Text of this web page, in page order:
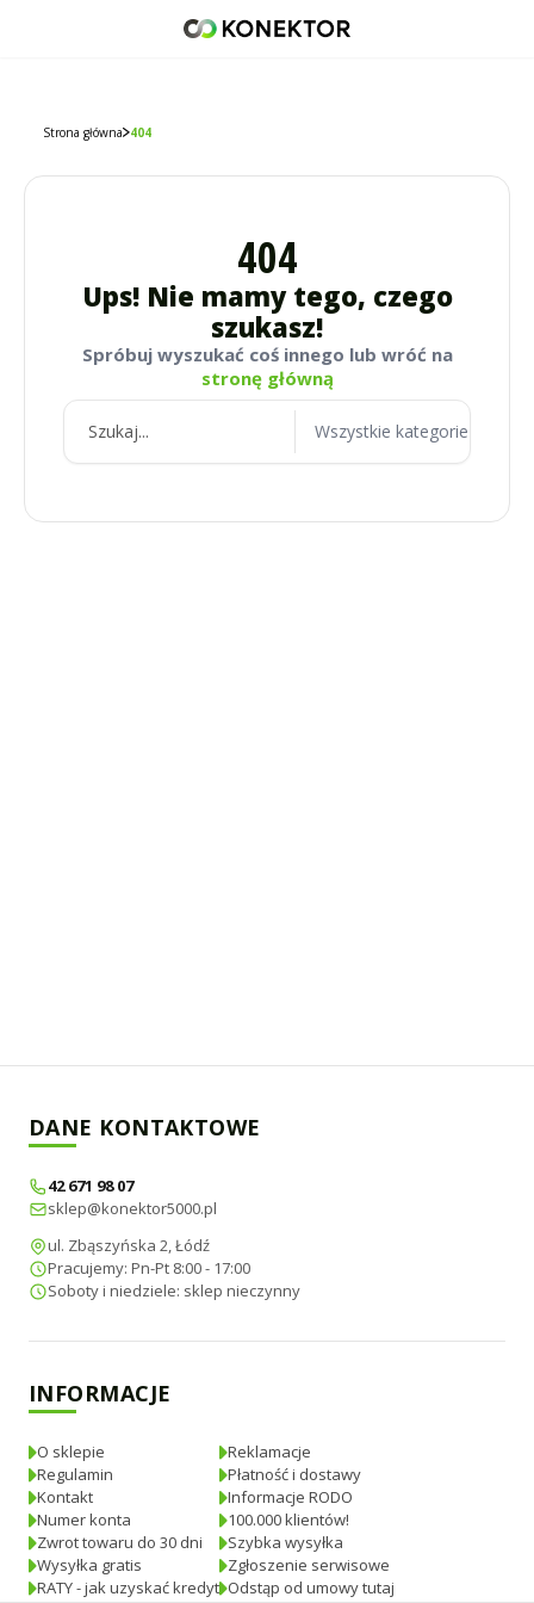
Strona główna 404
404
Ups! Nie mamy tego, czego
szukasz!
Spróbuj wyszukać coś innego lub wróć na
stronę główną
DANE KONTAKTOWE
42 671 98 07
sklep@konektor5000.pl
ul. Zbąszyńska 2, Łódź
Pracujemy: Pn-Pt 8:00 - 17:00
Soboty i niedziele: sklep nieczynny
INFORMACJE
O sklepie
Regulamin
Kontakt
Numer konta
Zwrot towaru do 30 dni
Wysyłka gratis
RATY - jak uzyskać kredyt
Reklamacje
Płatność i dostawy
Informacje RODO
100.000 klientów!
Szybka wysyłka
Zgłoszenie serwisowe
Odstąp od umowy tutaj